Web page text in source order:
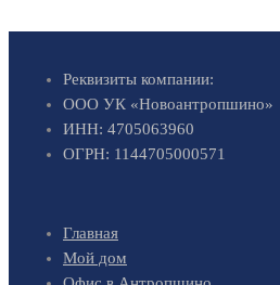
Реквизиты компании:
ООО УК «Новоантропшино»
ИНН: 4705063960
ОГРН: 1144705000571
Главная
Мой дом